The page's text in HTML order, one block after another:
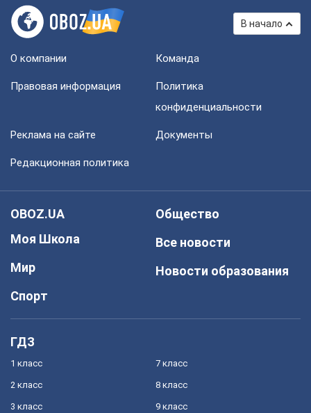
В начало
О компании Команда
Правовая информация
Политика
конфиденциальности
Реклама на сайте Документы
Редакционная политика
OBOZ.UA
Моя Школа
Мир
Спорт
Общество
Все новости
Новости образования
ГДЗ
1 класс
2 класс
3 класс
7 класс
8 класс
9 класс